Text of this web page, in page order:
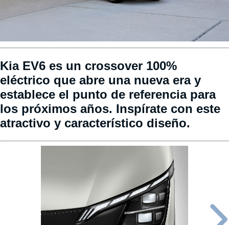
Kia EV6 es un crossover 100%
eléctrico que abre una nueva era y
establece el punto de referencia para
los próximos años. Inspírate con este
atractivo y característico diseño.